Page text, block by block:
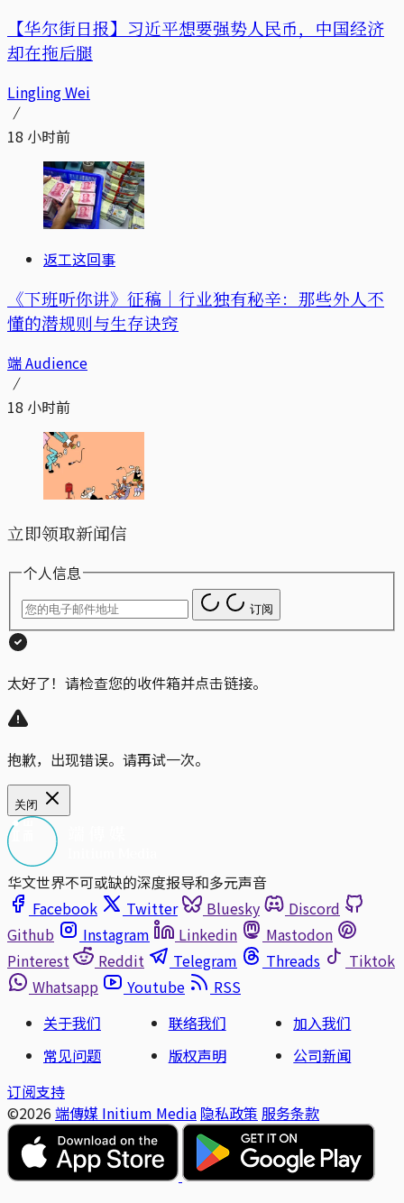
【华尔街日报】习近平想要强势人民币，中国经济
却在拖后腿
Lingling Wei
18 小时前
返工这回事
《下班听你讲》征稿｜行业独有秘辛：那些外人不
懂的潜规则与生存诀窍
端 Audience
18 小时前
立即领取新闻信
个人信息
订阅
太好了！请检查您的收件箱并点击链接。
抱歉，出现错误。请再试一次。
关闭
华文世界不可或缺的深度报导和多元声音
Facebook
Twitter Bluesky
Discord
Github
Instagram Linkedin
Mastodon
Pinterest
Reddit Telegram Threads
Tiktok
Whatsapp
Youtube
RSS
关于我们
联络我们
加入我们
常见问题
版权声明
公司新闻
订阅支持
©2026 端傳媒 Initium Media 隐私政策 服务条款